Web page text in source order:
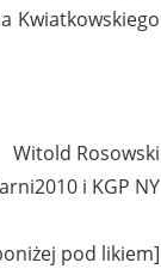
Kwiatkowskiego
Witold Rosowski
i KGP NY
pod likiem]